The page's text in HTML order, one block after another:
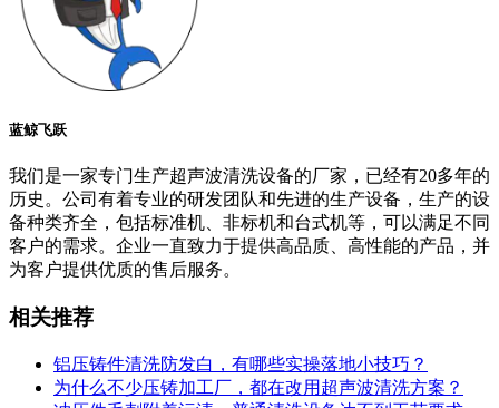
蓝鲸飞跃
我们是一家专门生产超声波清洗设备的厂家，已经有20多年的
历史。公司有着专业的研发团队和先进的生产设备，生产的设
备种类齐全，包括标准机、非标机和台式机等，可以满足不同
客户的需求。企业一直致力于提供高品质、高性能的产品，并
为客户提供优质的售后服务。
相关推荐
铝压铸件清洗防发白，有哪些实操落地小技巧？
为什么不少压铸加工厂，都在改用超声波清洗方案？